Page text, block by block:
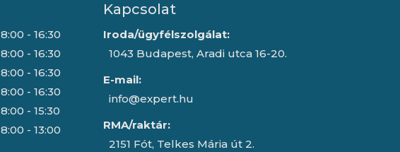
8:00 - 16:30
8:00 - 16:30
8:00 - 16:30
8:00 - 16:30
8:00 - 15:30
8:00 - 13:00
Kapcsolat
Iroda/ügyfélszolgálat:
1043 Budapest, Aradi utca 16-20.
E-mail:
info@expert.hu
RMA/raktár:
2151 Fót, Telkes Mária út 2.